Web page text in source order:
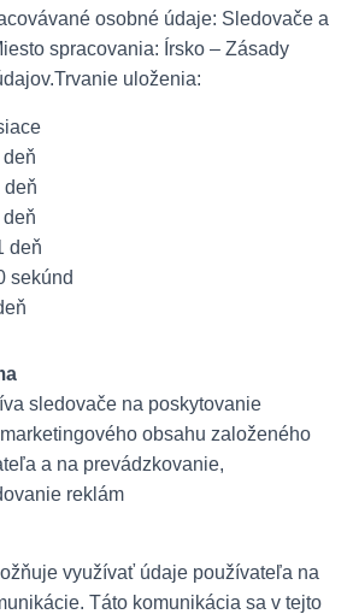
osobné údaje: Sledovače a
spracovania: Írsko – Zásady
Trvanie uloženia:
deň
deň
deň
deň
sekúnd
sledovače na poskytovanie
obsahu založeného
a na prevádzkovanie,
reklám
využívať údaje používateľa na
Táto komunikácia sa v tejto